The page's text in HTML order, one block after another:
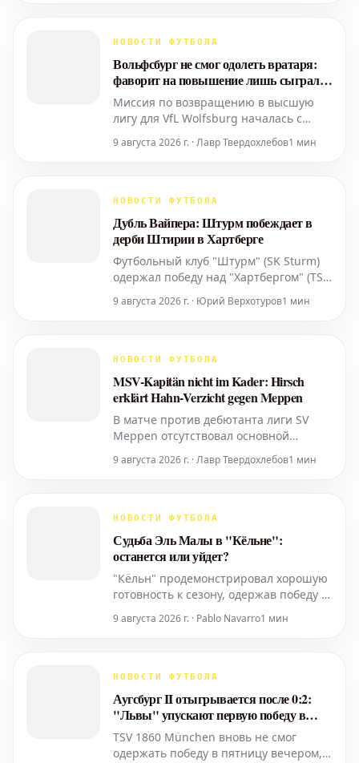
Ризе. Одновременно стало известно,
и присоединится к "Штутгарту".
НОВОСТИ ФУТБОЛА
Вольфсбург не смог одолеть вратаря:
фаворит на повышение лишь сыграл
вничью с Кайзерслаутерном
Миссия по возвращению в высшую
лигу для VfL Wolfsburg началась с
Kaiserslautern. Обе команды имели
сопернику отличиться.
9 августа 2026 г. · Лавр Твердохлебов1 мин
НОВОСТИ ФУТБОЛА
Дубль Вайпера: Штурм побеждает в
дерби Штирии в Хартберге
Футбольный клуб "Штурм" (SK Sturm)
одержал победу над "Хартбергом" (TSV
Решающие голы в матче забил
забиты после результативных передач
9 августа 2026 г. · Юрий Верхотуров1 мин
НОВОСТИ ФУТБОЛА
MSV-Kapitän nicht im Kader: Hirsch
erklärt Hahn-Verzicht gegen Meppen
В матче против дебютанта лиги SV
Meppen отсутствовал основной
капитан команды из Дуйсбурга,
Александр Хан. Примечательно, что
высоко оценивает защитника, считая
команды.
9 августа 2026 г. · Лавр Твердохлебов1 мин
НОВОСТИ ФУТБОЛА
Судьба Эль Малы в "Кёльне":
останется или уйдет?
"Кёльн" продемонстрировал хорошую
готовность к сезону, одержав победу в
Кубка Испании, "Реал Сосьедад".
присутствовала на поле в этот
полную самоотдачу, и на его иг
9 августа 2026 г. · Pablo Navarro1 мин
НОВОСТИ ФУТБОЛА
Аугсбург II отыгрывается после 0:2:
"Львы" упускают первую победу в
сезоне
TSV 1860 München вновь не смог
одержать победу в пятницу вечером,